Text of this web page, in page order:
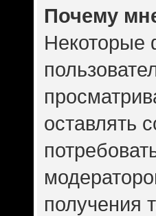
Почему
Некоторые
оставлять
получения